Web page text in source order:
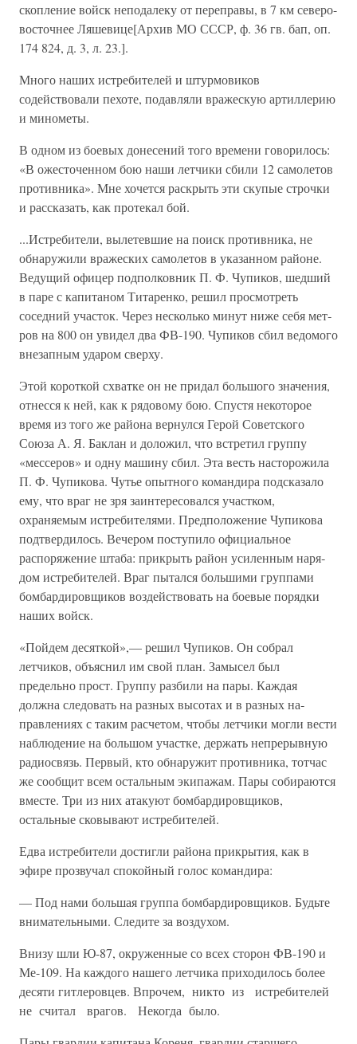
скопление войск неподалеку от переправы, в 7 км северо-
восточнее Ляшевице[Архив МО СССР, ф. 36 гв. бап, оп.
174 824, д. 3, л. 23.].
Много наших истребителей и штурмовиков
содействовали пехоте, подавляли вражескую артиллерию
и минометы.
В одном из боевых донесений того времени говорилось:
«В ожесто­ченном бою наши летчики сбили 12 самолетов
противника». Мне хочется раскрыть эти скупые строчки
и рассказать, как протекал бой.
...Истребители, вылетевшие на поиск противника, не
обнаружили вражеских самолетов в указанном районе.
Ведущий офицер подпол­ковник П. Ф. Чупиков, шедший
в паре с капитаном Титаренко, решил просмотреть
соседний участок. Через несколько минут ниже себя мет­
ров на 800 он увидел два ФВ-190. Чупиков сбил ведомого
внезапным ударом сверху.
Этой короткой схватке он не придал большого значения,
отнесся к ней, как к рядовому бою. Спустя некоторое
время из того же райо­на вернулся Герой Советского
Союза А. Я. Баклан и доложил, что встретил группу
«мессеров» и одну машину сбил. Эта весть насторо­жила
П. Ф. Чупикова. Чутье опытного командира подсказало
ему, что враг не зря заинтересовался участком,
охраняемым истребителя­ми. Предположение Чупикова
подтвердилось. Вечером поступило официальное
распоряжение штаба: прикрыть район усиленным наря­
дом истребителей. Враг пытался большими группами
бомбардировщи­ков воздействовать на боевые порядки
наших войск.
«Пойдем десяткой»,— решил Чупиков. Он собрал
летчиков, объяс­нил им свой план. Замысел был
предельно прост. Группу разбили на пары. Каждая
должна следовать на разных высотах и в разных на­
правлениях с таким расчетом, чтобы летчики могли вести
наблюде­ние на большом участке, держать непрерывную
радиосвязь. Первый, кто обнаружит противника, тотчас
же сообщит всем остальным эки­пажам. Пары собираются
вместе. Три из них атакуют бомбардиров­щиков,
остальные сковывают истребителей.
Едва истребители достигли района прикрытия, как в
эфире прозву­чал спокойный голос командира:
— Под нами большая группа бомбардировщиков. Будьте
внима­тельными. Следите за воздухом.
Внизу шли Ю-87, окруженные со всех сторон ФВ-190 и
Ме-109. На каждого нашего летчика приходилось более
десяти гитлеровцев. Впрочем, никто из истребителей
не считал врагов. Некогда было.